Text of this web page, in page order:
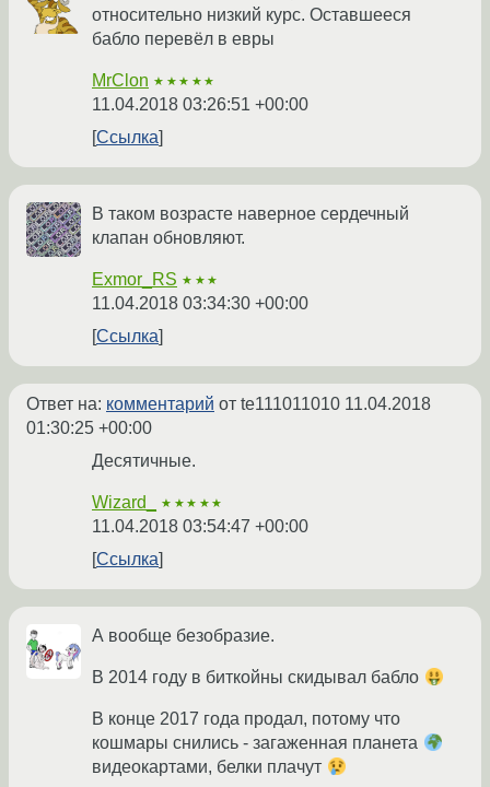
относительно низкий курс. Оставшееся
бабло перевёл в евры
MrClon ★★★★★
11.04.2018 03:26:51 +00:00
Ссылка
В таком возрасте наверное сердечный
клапан обновляют.
Exmor_RS ★★★
11.04.2018 03:34:30 +00:00
Ссылка
Ответ на: комментарий от te111011010 11.04.2018
01:30:25 +00:00
Десятичные.
Wizard_ ★★★★★
11.04.2018 03:54:47 +00:00
Ссылка
А вообще безобразие.
В 2014 году в биткойны скидывал бабло
В конце 2017 года продал, потому что
кошмары снились - загаженная планета
видеокартами, белки плачут